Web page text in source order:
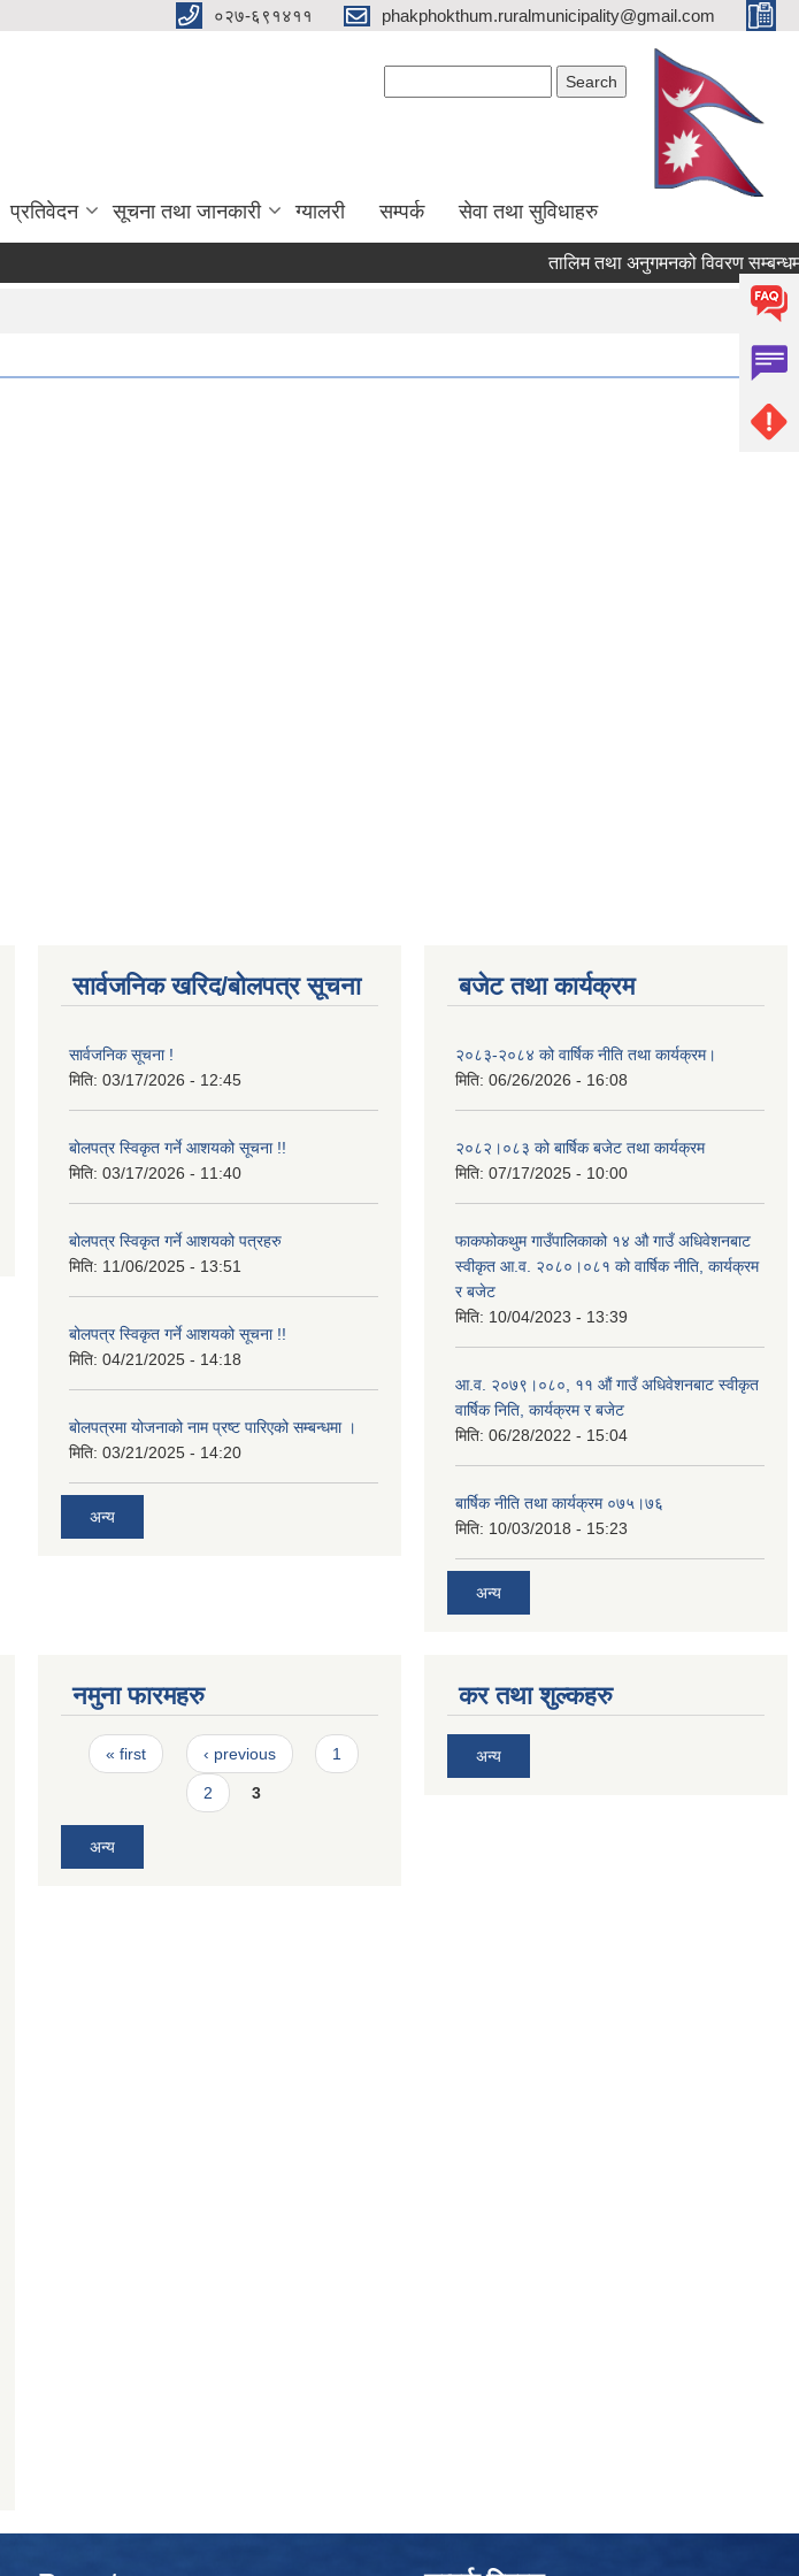
०२७-६९१४११ phakphokthum.ruralmunicipality@gmail.com
प्रतिवेदन सूचना तथा जानकारी ग्यालरी सम्पर्क सेवा तथा सुविधाहरु
तालिम तथा अनुगमनको विवरण सम्बन्धमा।
सार्वजनिक खरिद/बोलपत्र सूचना
सार्वजनिक सूचना !
मिति: 03/17/2026 - 12:45
बोलपत्र स्विकृत गर्ने आशयको सूचना !!
मिति: 03/17/2026 - 11:40
बोलपत्र स्विकृत गर्ने आशयको पत्रहरु
मिति: 11/06/2025 - 13:51
बोलपत्र स्विकृत गर्ने आशयको सूचना !!
मिति: 04/21/2025 - 14:18
बोलपत्रमा योजनाको नाम प्रष्ट पारिएको सम्बन्धमा ।
मिति: 03/21/2025 - 14:20
अन्य
बजेट तथा कार्यक्रम
२०८३-२०८४ को वार्षिक नीति तथा कार्यक्रम।
मिति: 06/26/2026 - 16:08
२०८२।०८३ को बार्षिक बजेट तथा कार्यक्रम
मिति: 07/17/2025 - 10:00
फाकफोकथुम गाउँपालिकाको १४ औ गाउँ अधिवेशनबाट
स्वीकृत आ.व. २०८०।०८१ को वार्षिक नीति, कार्यक्रम
र बजेट
मिति: 10/04/2023 - 13:39
आ.व. २०७९।०८०, ११ औं गाउँ अधिवेशनबाट स्वीकृत
वार्षिक निति, कार्यक्रम र बजेट
मिति: 06/28/2022 - 15:04
बार्षिक नीति तथा कार्यक्रम ०७५।७६
मिति: 10/03/2018 - 15:23
अन्य
नमुना फारमहरु
Pages
« first ‹ previous 1
2 3
अन्य
कर तथा शुल्कहरु
अन्य